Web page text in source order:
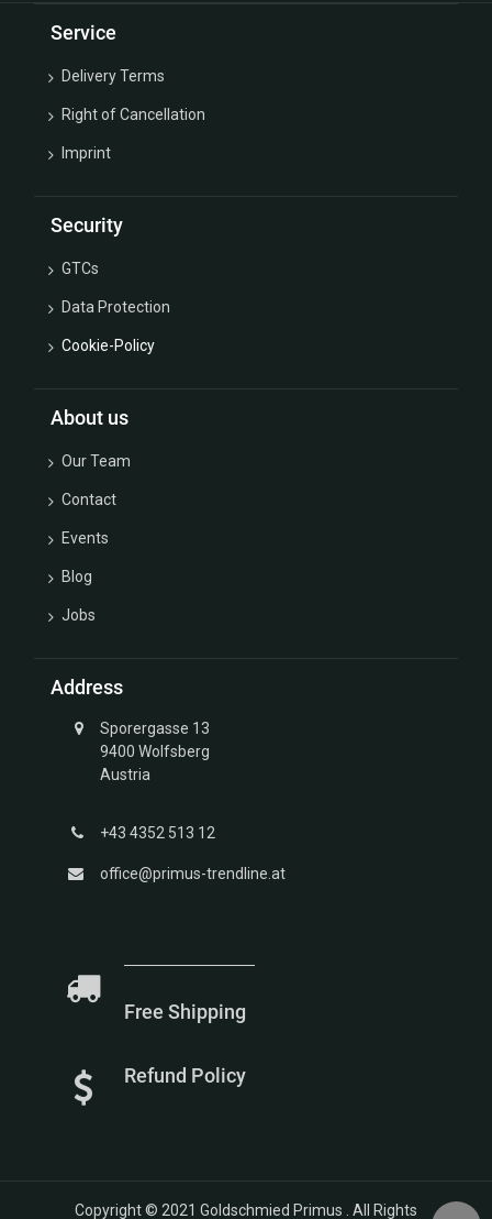
Free Shipping
Refund Policy
Service
Delivery Terms
Right of Cancellation
Imprint
Security
GTCs
Data Protection
Cookie-Policy
About us
Our Team
Contact
Events
Blog
Jobs
Address
Sporergasse 13
9400 Wolfsberg
Austria
+43 4352 513 12
office@primus-trendline.at
Copyright © 2021 Goldschmied Primus . All Rights